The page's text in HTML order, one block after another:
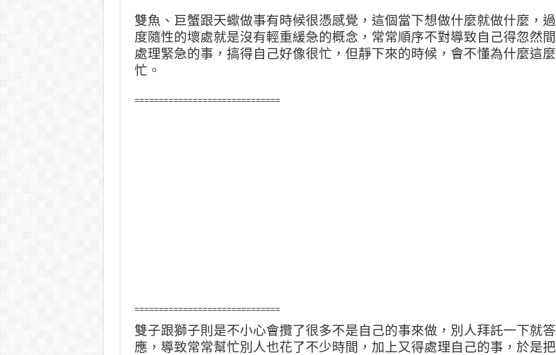
雙魚、巨蟹跟天蠍做事有時候很憑感覺，這個當下想做什麼就做什麼，過
度隨性的壞處就是沒有輕重緩急的概念，常常順序不對導致自己得忽然間
處理緊急的事，搞得自己好像很忙，但靜下來的時候，會不懂為什麼這麼
忙。
==============================
==============================
雙子跟獅子則是不小心會攬了很多不是自己的事來做，別人拜託一下就答
應，導致常常幫忙別人也花了不少時間，加上又得處理自己的事，於是把